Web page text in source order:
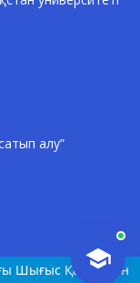
алу”
Шығыс Қазақстан